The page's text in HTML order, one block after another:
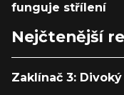
funguje střílení
Nejčtenější
Zaklínač 3: